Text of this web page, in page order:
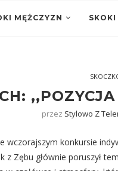
MĘŻCZYZN
przez Stylowo Z
wczorajszym konkursie
z Zębu głównie poruszył